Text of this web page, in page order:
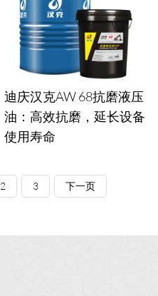
迪庆汉克AW 68抗磨液压
油：高效抗磨，延长设备
使用寿命
2 3
下一页